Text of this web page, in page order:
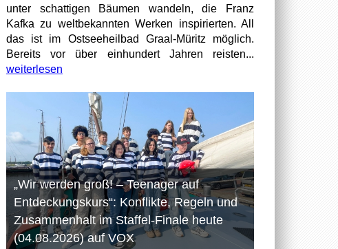
unter schattigen Bäumen wandeln, die Franz
Kafka zu weltbekannten Werken inspirierten. All
das ist im Ostseeheilbad Graal-Müritz möglich.
Bereits vor über einhundert Jahren reisten...
weiterlesen
„Wir werden groß! – Teenager auf
Entdeckungskurs“: Konflikte, Regeln und
Zusammenhalt im Staffel-Finale heute
(04.08.2026) auf VOX